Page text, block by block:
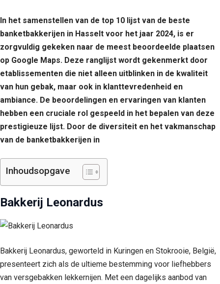
In het samenstellen van de top 10 lijst van de beste
banketbakkerijen in Hasselt voor het jaar 2024, is er
zorgvuldig gekeken naar de meest beoordeelde plaatsen
op Google Maps. Deze ranglijst wordt gekenmerkt door
etablissementen die niet alleen uitblinken in de kwaliteit
van hun gebak, maar ook in klanttevredenheid en
ambiance. De beoordelingen en ervaringen van klanten
hebben een cruciale rol gespeeld in het bepalen van deze
prestigieuze lijst. Door de diversiteit en het vakmanschap
van de banketbakkerijen in
Inhoudsopgave
Bakkerij Leonardus
Bakkerij Leonardus, geworteld in Kuringen en Stokrooie, België,
presenteert zich als de ultieme bestemming voor liefhebbers
van versgebakken lekkernijen. Met een dagelijks aanbod van